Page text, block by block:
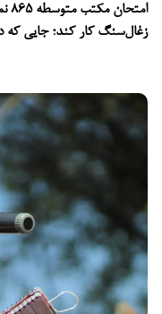
زغال‌سنگ کار کند؛ جایی که